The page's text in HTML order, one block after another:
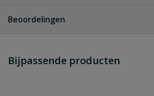
dit product?
Beoordelingen
Schrijf zelf een beoordeling
Bijpassende producten